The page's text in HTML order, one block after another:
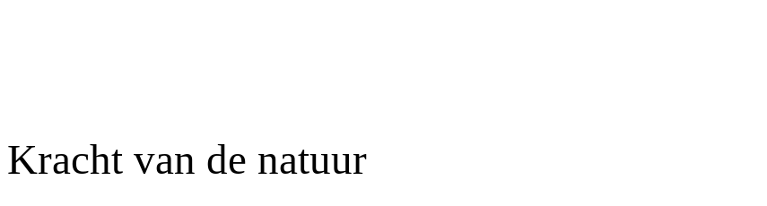
Kracht van de natuur